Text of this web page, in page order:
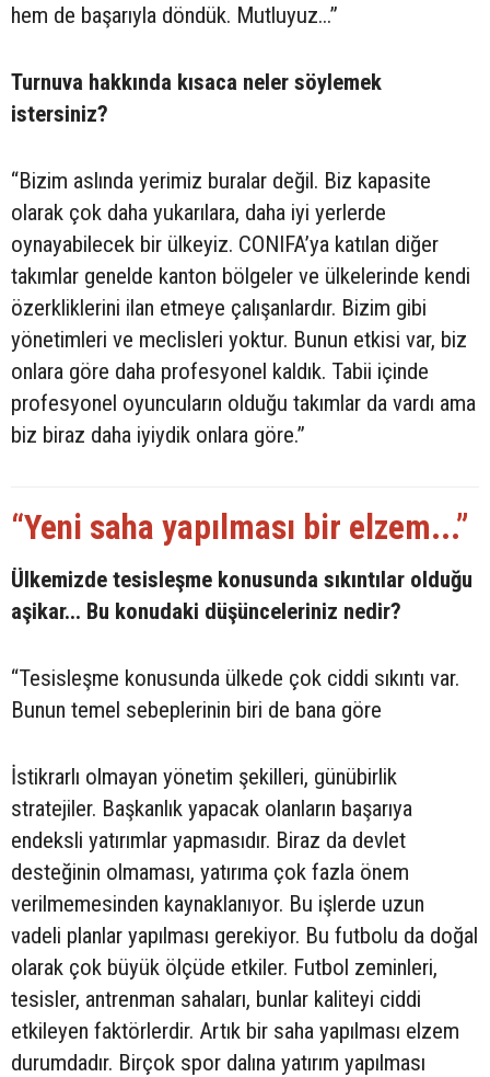
hem de başarıyla döndük. Mutluyuz...”
Turnuva hakkında kısaca neler söylemek
istersiniz?
“Bizim aslında yerimiz buralar değil. Biz kapasite
olarak çok daha yukarılara, daha iyi yerlerde
oynayabilecek bir ülkeyiz. CONIFA’ya katılan diğer
takımlar genelde kanton bölgeler ve ülkelerinde kendi
özerkliklerini ilan etmeye çalışanlardır. Bizim gibi
yönetimleri ve meclisleri yoktur. Bunun etkisi var, biz
onlara göre daha profesyonel kaldık. Tabii içinde
profesyonel oyuncuların olduğu takımlar da vardı ama
biz biraz daha iyiydik onlara göre.”
“Yeni saha yapılması bir elzem...”
Ülkemizde tesisleşme konusunda sıkıntılar olduğu
aşikar... Bu konudaki düşünceleriniz nedir?
“Tesisleşme konusunda ülkede çok ciddi sıkıntı var.
Bunun temel sebeplerinin biri de bana göre
İstikrarlı olmayan yönetim şekilleri, günübirlik
stratejiler. Başkanlık yapacak olanların başarıya
endeksli yatırımlar yapmasıdır. Biraz da devlet
desteğinin olmaması, yatırıma çok fazla önem
verilmemesinden kaynaklanıyor. Bu işlerde uzun
vadeli planlar yapılması gerekiyor. Bu futbolu da doğal
olarak çok büyük ölçüde etkiler. Futbol zeminleri,
tesisler, antrenman sahaları, bunlar kaliteyi ciddi
etkileyen faktörlerdir. Artık bir saha yapılması elzem
durumdadır. Birçok spor dalına yatırım yapılması